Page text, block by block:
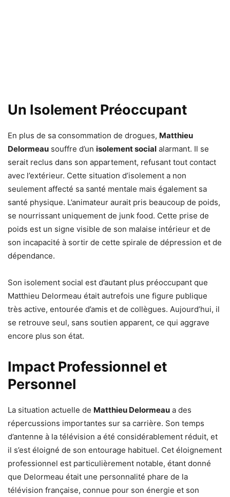
Un Isolement Préoccupant
En plus de sa consommation de drogues, Matthieu
Delormeau souffre d’un isolement social alarmant. Il se
serait reclus dans son appartement, refusant tout contact
avec l’extérieur. Cette situation d’isolement a non
seulement affecté sa santé mentale mais également sa
santé physique. L’animateur aurait pris beaucoup de poids,
se nourrissant uniquement de junk food. Cette prise de
poids est un signe visible de son malaise intérieur et de
son incapacité à sortir de cette spirale de dépression et de
dépendance.
Son isolement social est d’autant plus préoccupant que
Matthieu Delormeau était autrefois une figure publique
très active, entourée d’amis et de collègues. Aujourd’hui, il
se retrouve seul, sans soutien apparent, ce qui aggrave
encore plus son état.
Impact Professionnel et
Personnel
La situation actuelle de Matthieu Delormeau a des
répercussions importantes sur sa carrière. Son temps
d’antenne à la télévision a été considérablement réduit, et
il s’est éloigné de son entourage habituel. Cet éloignement
professionnel est particulièrement notable, étant donné
que Delormeau était une personnalité phare de la
télévision française, connue pour son énergie et son